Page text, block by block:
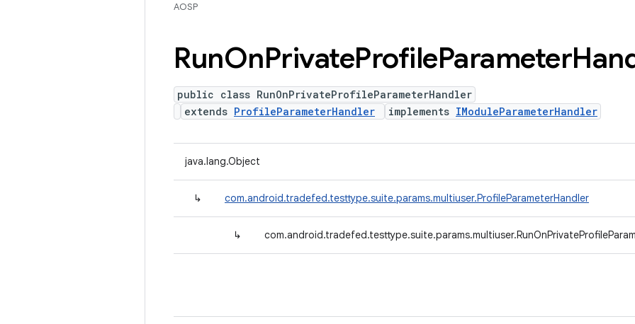
AOSP
RunOnPrivateProfileParameter
public class RunOnPrivateProfileParameterHandler
extends ProfileParameterHandler implements IModuleParameterHandler
java.lang.Object
↳ com.android.tradefed.testtype.suite.params.multiuser.ProfileParameterHandler
↳